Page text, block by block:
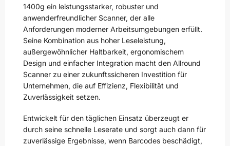
1400g ein leistungsstarker, robuster und
anwenderfreundlicher Scanner, der alle
Anforderungen moderner Arbeitsumgebungen erfüllt.
Seine Kombination aus hoher Leseleistung,
außergewöhnlicher Haltbarkeit, ergonomischem
Design und einfacher Integration macht den Allround
Scanner zu einer zukunftssicheren Investition für
Unternehmen, die auf Effizienz, Flexibilität und
Zuverlässigkeit setzen.
Entwickelt für den täglichen Einsatz überzeugt er
durch seine schnelle Leserate und sorgt auch dann für
zuverlässige Ergebnisse, wenn Barcodes beschädigt,